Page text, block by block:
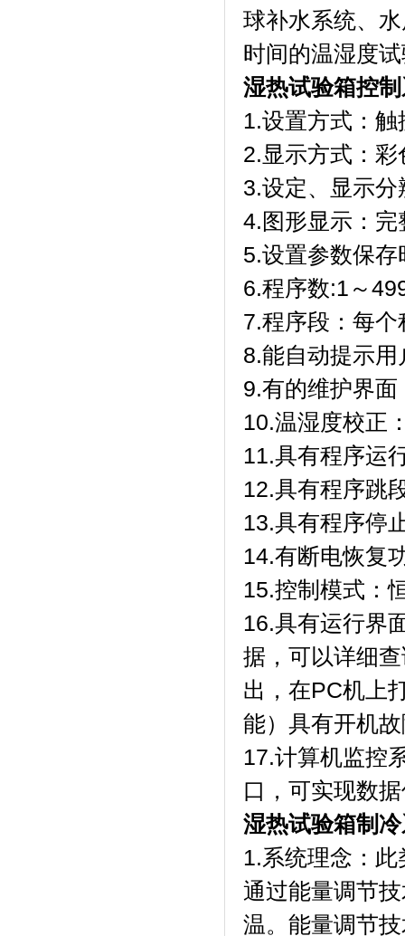
球补水系统
时间的温湿度试验
湿热试验箱控
1.设置方式：触
2.显示方式：
3.设定、显
4.图形显示
5.设置参数保存
6.程序数:1～499
7.程序段：每
8.能自动提示用户
9.有的维护界面
10.温湿度校正
11.具有程序运行
12.具有程序跳段
13.具有程序停止
14.有断电恢复功能
15.控制模式：恒温
16.具有运行界面
据，可以详细
出，在PC机
能）具有开机故
17.计算机监控
口，可实现数
湿热试验箱制
1.系统理念：
通过能量调节
温。能量调